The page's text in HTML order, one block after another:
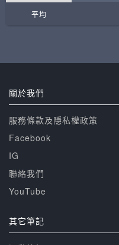
平均
關於我們
服務條款及隱私權政策
Facebook
IG
聯絡我們
YouTube
其它筆記